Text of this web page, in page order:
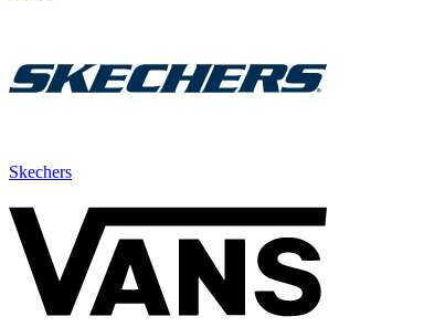
Skechers